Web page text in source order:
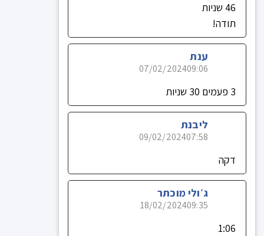
46 שניות
תודה!
ענת
09:06
07/02/2024
3 פעמים 30 שניות
ליבנת
07:58
09/02/2024
דקה
ג׳ולי מוכתר
09:35
18/02/2024
1:06